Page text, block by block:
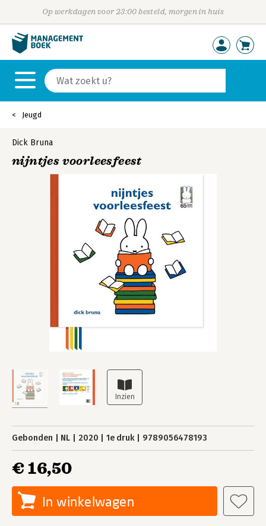
Op werkdagen voor 23:00 besteld, morgen in huis
Jeugd
Dick Bruna
nijntjes voorleesfeest
Gebonden NL 2020 1e druk 9789056478193
€ 16,50
In winkelwagen